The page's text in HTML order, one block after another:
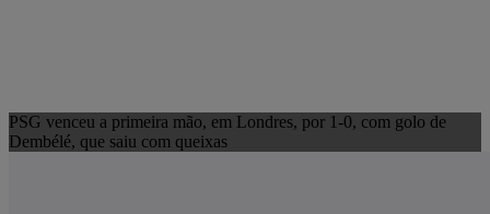
PSG venceu a primeira mão, em Londres, por 1-0, com golo de
Dembélé, que saiu com queixas